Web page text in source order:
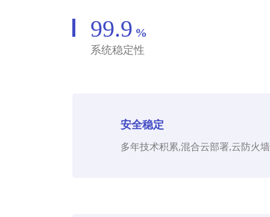
99.9 %
系统稳定性
安全稳定
多年技术积累,混合云部署,云防火